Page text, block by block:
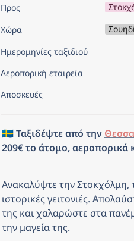
Προς
Χώρα
Ημερομηνίες ταξιδιού
Αεροπορική εταιρεία
Αποσκευές
🇸🇪 Ταξιδέψτε από την
209€ το άτομο, αεροπορικά
Ανακαλύψτε την Στοκχόλμη,
ιστορικές γειτονιές.
της και χαλαρώστε στα
την μαγεία της.